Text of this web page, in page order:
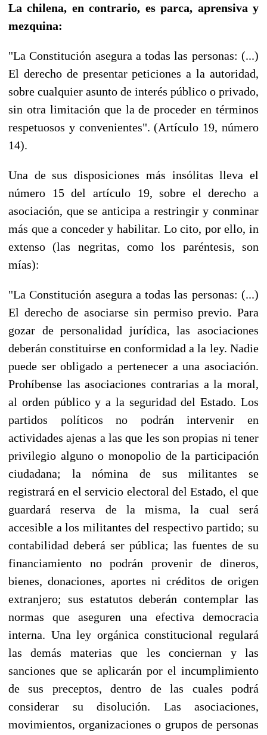
La chilena, en contrario, es parca, aprensiva y
mezquina:
"La Constitución asegura a todas las personas: (...)
El derecho de presentar peticiones a la autoridad,
sobre cualquier asunto de interés público o privado,
sin otra limitación que la de proceder en términos
respetuosos y convenientes". (Artículo 19, número
14).
Una de sus disposiciones más insólitas lleva el
número 15 del artículo 19, sobre el derecho a
asociación, que se anticipa a restringir y conminar
más que a conceder y habilitar. Lo cito, por ello, in
extenso (las negritas, como los paréntesis, son
mías):
"La Constitución asegura a todas las personas: (...)
El derecho de asociarse sin permiso previo. Para
gozar de personalidad jurídica, las asociaciones
deberán constituirse en conformidad a la ley. Nadie
puede ser obligado a pertenecer a una asociación.
Prohíbense las asociaciones contrarias a la moral,
al orden público y a la seguridad del Estado. Los
partidos políticos no podrán intervenir en
actividades ajenas a las que les son propias ni tener
privilegio alguno o monopolio de la participación
ciudadana; la nómina de sus militantes se
registrará en el servicio electoral del Estado, el que
guardará reserva de la misma, la cual será
accesible a los militantes del respectivo partido; su
contabilidad deberá ser pública; las fuentes de su
financiamiento no podrán provenir de dineros,
bienes, donaciones, aportes ni créditos de origen
extranjero; sus estatutos deberán contemplar las
normas que aseguren una efectiva democracia
interna. Una ley orgánica constitucional regulará
las demás materias que les conciernan y las
sanciones que se aplicarán por el incumplimiento
de sus preceptos, dentro de las cuales podrá
considerar su disolución. Las asociaciones,
movimientos, organizaciones o grupos de personas